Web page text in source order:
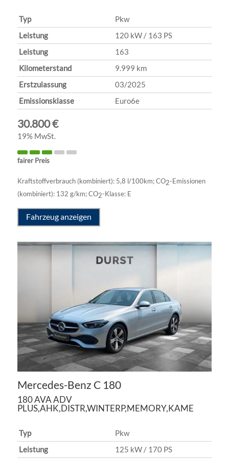
Typ
Pkw
Leistung
120 kW / 163 PS
Leistung
163
Kilometerstand
9.999 km
Erstzulassung
03/2025
Emissionsklasse
Euro6e
30.800 €
19% MwSt.
fairer Preis
Kraftstoffverbrauch (kombiniert): 5,8 l/100km;CO2-Emissionen
(kombiniert): 132 g/km;CO2-Klasse: E
Fahrzeug anzeigen
Mercedes-Benz C 180
180 AVA ADV
PLUS,AHK,DISTR,WINTERP,MEMORY,KAME
Typ
Pkw
Leistung
125 kW / 170 PS